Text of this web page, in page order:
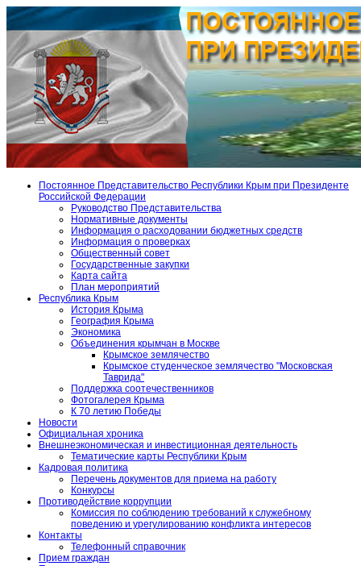
Постоянное Представительство Республики Крым при Президенте
Российской Федерации
Руководство Представительства
Нормативные документы
Информация о расходовании бюджетных средств
Информация о проверках
Общественный совет
Государственные закупки
Карта сайта
План мероприятий
Республика Крым
История Крыма
География Крыма
Экономика
Объединения крымчан в Москве
Крымское землячество
Крымское студенческое землячество "Московская
Таврида"
Поддержка соотечественников
Фотогалерея Крыма
К 70 летию Победы
Новости
Официальная хроника
Внешнеэкономическая и инвестиционная деятельность
Тематические карты Республики Крым
Кадровая политика
Перечень документов для приема на работу
Конкурсы
Противодействие коррупции
Комиссия по соблюдению требований к служебному
поведению и урегулированию конфликта интересов
Контакты
Телефонный справочник
Прием граждан